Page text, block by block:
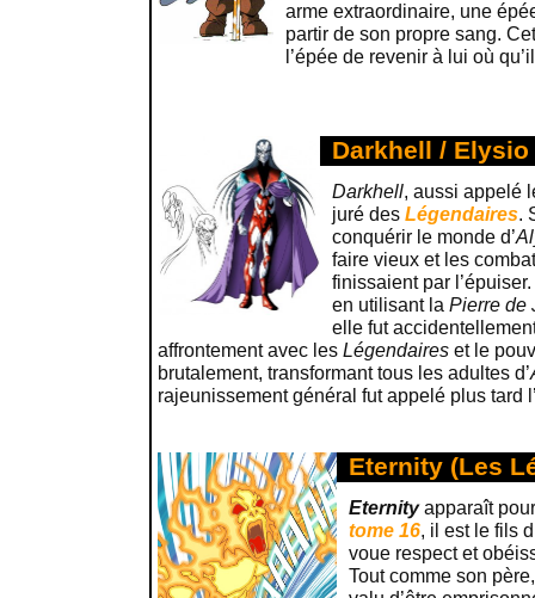
arme extraordinaire, une
partir de son propre sang.
l’épée de revenir à lui où
Darkhell /
Darkhell, aussi appelé
juré des Légendaires.
conquérir le monde d’
faire vieux et les
finissaient par
en utilisant la Pierre de
elle fut
affrontement avec les Légendaires et le
brutalement, transformant tous les adultes d’
rajeunissement général fut appelé plus tard
Eternity (Les
Eternityapparaît
tome 16, il est le fils
voue respect et
Tout comme son